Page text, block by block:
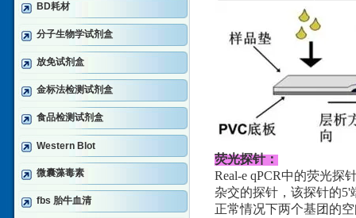
BD耗材
分子生物学试剂盒
放免试剂盒
金标法检测试剂盒
食品检测试剂盒
Western Blot
微囊藻毒素
fbs 胎牛血清
荧光探针：
Real-e qPCR中的荧光探
杂交的探针，该探针的5'
正常情况下两个基团的